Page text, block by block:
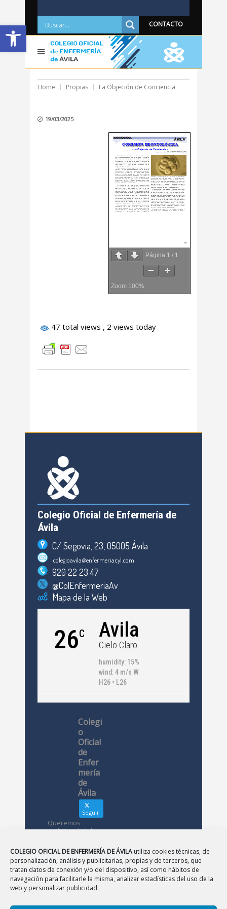
Abrir barra de herramientas
COLEGIO OFICIAL DE ENFERMERÍA DE ÁVILA utiliza cookies técnicas, de
personalización, análisis y publicitarias, propias y de terceros, que
tratan datos de conexión y/o del dispositivo, así como hábitos de
navegación para facilitarle la misma, analizar estadísticas del uso de la
web y personalizar publicidad.
CONTACTO
Home Propias La Objeción de Conciencia
19/03/2025
Página 1 / 1
Zoom 100%
47 total views , 2 views today
Colegio Oficial de Enfermería de
Ávila
C/ Segovia, 23, 05005 Ávila
colegioavila@enfermeriacyl.com
920 22 23 47
@ColEnfermeriaAv
Mapa de la Web
26C Avila
Cielo Claro
humidity: 15%
wind: 4 m/s W
H26 • L26
Colegi
o
Oficial
de
Enfer
mería
de
Ávila
Seguir
Queremos
visibilizar la labor
enfermeras. ¿Nos
conoces?
AvatarColegio
Oficial de